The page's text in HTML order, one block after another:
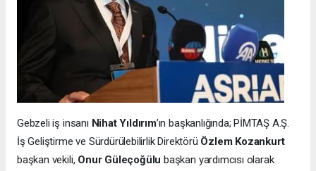
Gebzeli iş insanı Nihat Yıldırım’ın başkanlığında; PİMTAŞ A.Ş.
İş Geliştirme ve Sürdürülebilirlik Direktörü Özlem Kozankurt
başkan vekili, Onur Güleçoğülu başkan yardımcısı olarak